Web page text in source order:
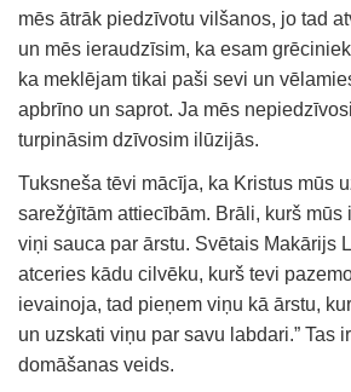
mēs ātrāk piedzīvotu vilšanos, jo tad
un mēs ieraudzīsim, ka esam
ka meklējam tikai paši sevi un
apbrīno un saprot. Ja mēs
turpināsim dzīvosim ilūzijās.
Tuksneša tēvi mācīja, ka Kristus mūs
sarežģītām attiecībām. Brāli, kurš mūs
viņi sauca par ārstu. Svētais Makārijs
atceries kādu cilvēku, kurš tevi
ievainoja, tad pieņem viņu kā ārstu,
un uzskati viņu par savu labdari.” Tas
domāšanas veids.